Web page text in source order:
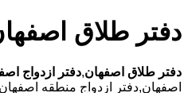
دفتر طلاق
دفتر طلاق اصفهان,دفتر ازدواج
اصفهان,دفتر ازدواج منطقه